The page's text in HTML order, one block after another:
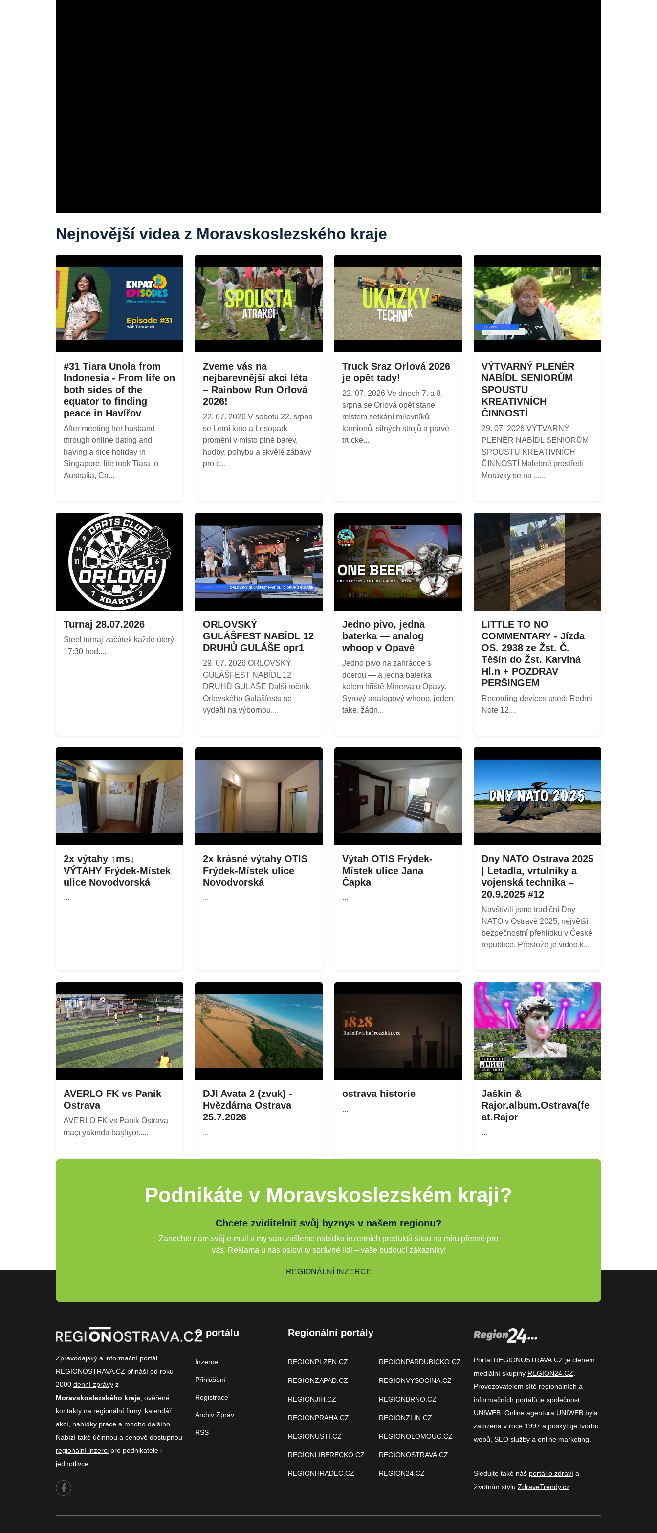
Nejnovější videa z Moravskoslezského kraje
#31 Tiara Unola from
Indonesia - From life on
both sides of the
equator to finding
peace in Havířov
After meeting her husband
through online dating and
having a nice holiday in
Singapore, life took Tiara to
Australia, Ca...
Zveme vás na
nejbarevnější akci léta
– Rainbow Run Orlová
2026!
22. 07. 2026 V sobotu 22. srpna
se Letní kino a Lesopark
promění v místo plné barev,
hudby, pohybu a skvělé zábavy
pro c...
Truck Sraz Orlová 2026
je opět tady!
22. 07. 2026 Ve dnech 7. a 8.
srpna se Orlová opět stane
místem setkání milovníků
kamionů, silných strojů a pravé
trucke...
VÝTVARNÝ PLENÉR
NABÍDL SENIORŮM
SPOUSTU
KREATIVNÍCH
ČINNOSTÍ
29. 07. 2026 VÝTVARNÝ
PLENÉR NABÍDL SENIORŮM
SPOUSTU KREATIVNÍCH
ČINNOSTÍ Malebné prostředí
Morávky se na ......
Turnaj 28.07.2026
Steel turnaj začátek každé úterý
17:30 hod....
ORLOVSKÝ
GULÁŠFEST NABÍDL 12
DRUHŮ GULÁŠE opr1
29. 07. 2026 ORLOVSKÝ
GULÁŠFEST NABÍDL 12
DRUHŮ GULÁŠE Další ročník
Orlovského Gulášfestu se
vydařil na výbornou....
Jedno pivo, jedna
baterka — analog
whoop v Opavě
Jedno pivo na zahrádce s
dcerou — a jedna baterka
kolem hřiště Minerva u Opavy.
Syrový analogový whoop, jeden
take, žádn...
LITTLE TO NO
COMMENTARY - Jízda
OS. 2938 ze Žst. Č.
Těšín do Žst. Karviná
Hl.n + POZDRAV
PERŠINGEM
Recording devices used: Redmi
Note 12....
2x výtahy ↑ms↓
VÝTAHY Frýdek-Místek
ulice Novodvorská
...
2x krásné výtahy OTIS
Frýdek-Místek ulice
Novodvorská
...
Výtah OTIS Frýdek-
Místek ulice Jana
Čapka
...
Dny NATO Ostrava 2025
| Letadla, vrtulníky a
vojenská technika –
20.9.2025 #12
Navštívili jsme tradiční Dny
NATO v Ostravě 2025, největší
bezpečnostní přehlídku v České
republice. Přestože je video k...
AVERLO FK vs Panik
Ostrava
AVERLO FK vs Panik Ostrava
maçı yakında başlıyor.....
DJI Avata 2 (zvuk) -
Hvězdárna Ostrava
25.7.2026
...
ostrava historie
...
Jaškin &
Rajor.album.Ostrava(fe
at.Rajor
...
Podnikáte v Moravskoslezském kraji?
Chcete zviditelnit svůj byznys v našem regionu?
Zanechte nám svůj e-mail a my vám zašleme nabídku inzertních produktů šitou na míru přesně pro
vás. Reklama u nás osloví ty správné lidi – vaše budoucí zákazníky!
REGIONÁLNÍ INZERCE
Zpravodajský a informační portál
REGIONOSTRAVA.CZ přináší od roku
2000 denní zprávy z
Moravskoslezského kraje, ověřené
kontakty na regionální firmy, kalendář
akcí, nabídky práce a mnoho dalšího.
Nabízí také účinnou a cenově dostupnou
regionální inzerci pro podnikatele i
jednotlivce.
O portálu
Inzerce
Přihlášení
Registrace
Archiv Zpráv
RSS
Regionální portály
REGIONPLZEN.CZ
REGIONZAPAD.CZ
REGIONJIH.CZ
REGIONPRAHA.CZ
REGIONUSTI.CZ
REGIONLIBERECKO.CZ
REGIONHRADEC.CZ
REGIONPARDUBICKO.CZ
REGIONVYSOCINA.CZ
REGIONBRNO.CZ
REGIONZLIN.CZ
REGIONOLOMOUC.CZ
REGIONOSTRAVA.CZ
REGION24.CZ
Portál REGIONOSTRAVA.CZ je členem
mediální skupiny REGION24.CZ
Provozovatelem sítě regionálních a
informačních portálů je společnost
UNIWEB . Online agentura UNIWEB byla
založená v roce 1997 a poskytuje tvorbu
webů, SEO služby a online marketing.
Sledujte také náš portál o zdraví a
životním stylu ZdraveTrendy.cz